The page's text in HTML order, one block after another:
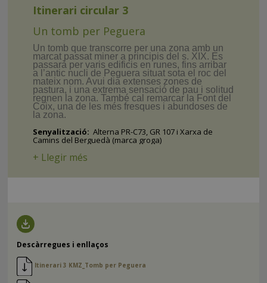
Itinerari circular 3
Un tomb per Peguera
Un tomb que transcorre per una zona amb un
marcat passat miner a principis del s. XIX. Es
passarà per varis edificis en runes, fins arribar
a l’antic nucli de Peguera situat sota el roc del
mateix nom. Avui dia extenses zones de
pastura, i una extrema sensació de pau i solitud
regnen la zona. També cal remarcar la Font del
Coix, una de les més fresques i abundoses de
la zona.
Senyalització: Alterna PR-C73, GR 107 i Xarxa de
Camins del Berguedà (marca groga)
+ Llegir més
Descàrregues i enllaços
Itinerari 3 KMZ_Tomb per Peguera